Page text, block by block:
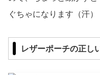
ぐちゃになります（汗）
レザーポーチの正し